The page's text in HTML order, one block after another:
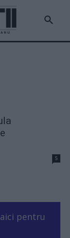
5
pentru